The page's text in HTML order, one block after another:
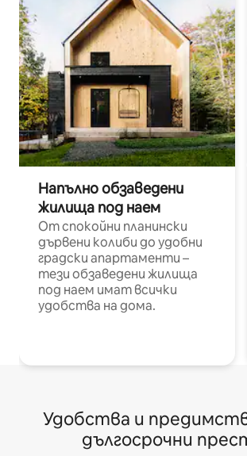
Напълно обзаведени
жилища под наем
От спокойни планински
дървени колиби до удобни
градски апартаменти –
тези обзаведени жилища
под наем имат всички
удобства на дома.
Удобства и
дългосрочни